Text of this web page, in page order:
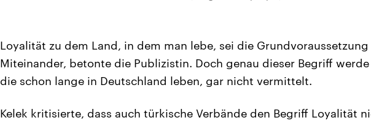
Loyalität zu dem Land, in dem man lebe, sei die
Miteinander, betonte die Publizistin. Doch genau dieser Begriff
die schon lange in Deutschland leben, gar nicht vermittelt.
Kelek kritisierte, dass auch türkische Verbände den Begriff Loyalität